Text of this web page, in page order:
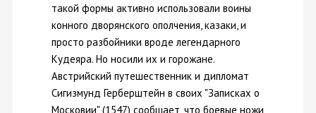
такой формы активно использовали воины
конного дворянского ополчения, казаки, и
просто разбойники вроде легендарного
Кудеяра. Но носили их и горожане.
Австрийский путешественник и дипломат
Сигизмунд Герберштейн в своих "Записках о
Московии" (1547) сообщает, что боевые ножи